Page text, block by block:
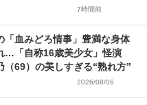
7時間前
「血みどろ情事」豊満な身体
…「自称16歳美少女」怪演
（69）の美しすぎる“熟れ方”
2026/08/06